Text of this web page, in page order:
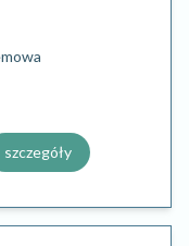
szczegóły